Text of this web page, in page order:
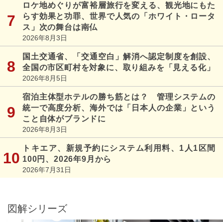
ロケ地めぐりが富裕層旅行を変える、観光地にもた
らす効果と功罪、世界で人気の「ホワイト・ロータ
ス」次の舞台は南仏
2026年8月3日
国土交通省、「交通空白」解消へ認定制度を創設、
全国の市区町村を対象に、取り組みを「見える化」
2026年8月5日
宿泊主体型ホテルの勝ち筋とは？ 管理システムの
統一で高度分析、海外では「日本人の企業」という
こと自体がブランドに
2026年8月3日
トキエア、新規予約にシステム利用料、1人1区間
100円、2026年9月から
2026年7月31日
図解シリーズ